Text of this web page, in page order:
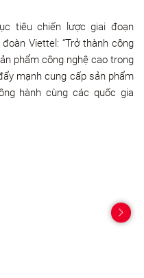
tiêu chiến lược giai đoạn
Viettel: “Trở thành công
phẩm công nghệ cao trong
mạnh cung cấp sản phẩm
hành cùng các quốc gia